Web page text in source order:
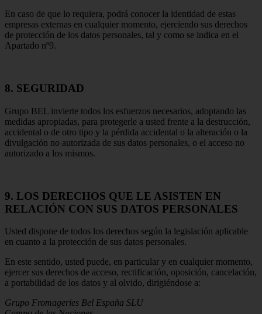
En caso de que lo requiera, podrá conocer la identidad de estas
empresas externas en cualquier momento, ejerciendo sus derechos
de protección de los datos personales, tal y como se indica en el
Apartado nº9.
8. SEGURIDAD
Grupo BEL invierte todos los esfuerzos necesarios, adoptando las
medidas apropiadas, para protegerle a usted frente a la destrucción,
accidental o de otro tipo y la pérdida accidental o la alteración o la
divulgación no autorizada de sus datos personales, o el acceso no
autorizado a los mismos.
9. LOS DERECHOS QUE LE ASISTEN EN
RELACIÓN CON SUS DATOS PERSONALES
Usted dispone de todos los derechos según la legislación aplicable
en cuanto a la protección de sus datos personales.
En este sentido, usted puede, en particular y en cualquier momento,
ejercer sus derechos de acceso, rectificación, oposición, cancelación,
a portabilidad de los datos y al olvido, dirigiéndose a:
Grupo Fromageries Bel España SLU